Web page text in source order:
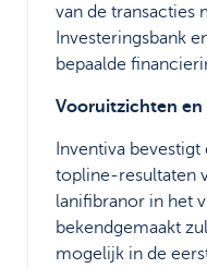
van de transacties
Investeringsbank
bepaalde
Vooruitzichten
Inventiva
topline-resultaten
lanifibranor in het
bekendgemaakt
mogelijk in de